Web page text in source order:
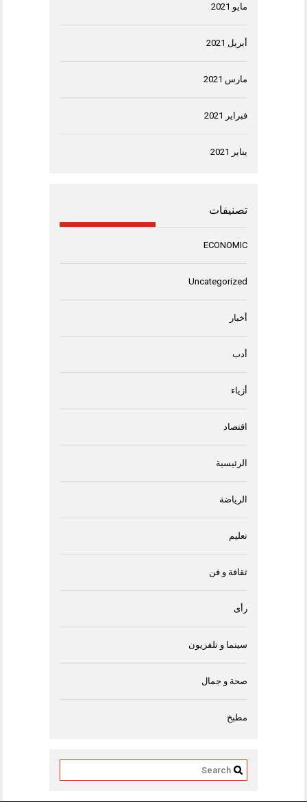
مايو 2021
أبريل 2021
مارس 2021
فبراير 2021
يناير 2021
تصنيفات
ECONOMIC
Uncategorized
أخبار
أدب
أزياء
اقتصاد
الرئيسية
الرياضة
تعليم
ثقافة و فن
رأى
سينما و تلفزيون
صحة و جمال
مطبخ